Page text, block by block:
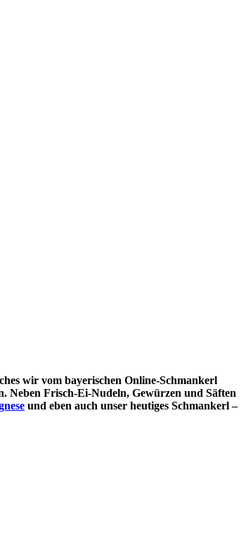
wir vom bayerischen Online-Schmankerl
Neben Frisch-Ei-Nudeln, Gewürzen und Säften
und eben auch unser heutiges Schmankerl –